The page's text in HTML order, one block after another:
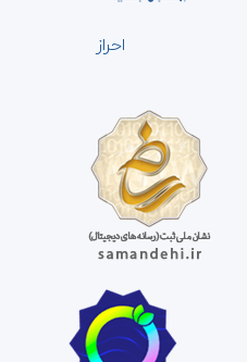
احراز